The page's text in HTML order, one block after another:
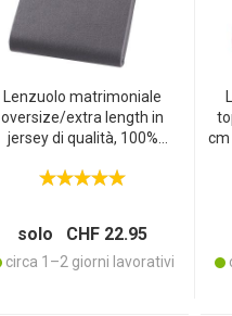
Lenzuolo matrimoniale
oversize/extra length in
jersey di qualità, 100%
cm
solo CHF 22.95
circa 1–2 giorni lavorativi
cm